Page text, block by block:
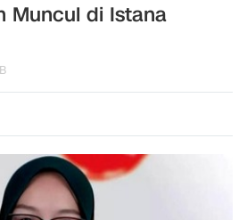
Muncul di Istana